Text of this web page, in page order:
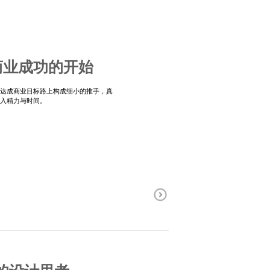
成功的开始
成商业目标路上构成细小的推手，真
精力与时间。